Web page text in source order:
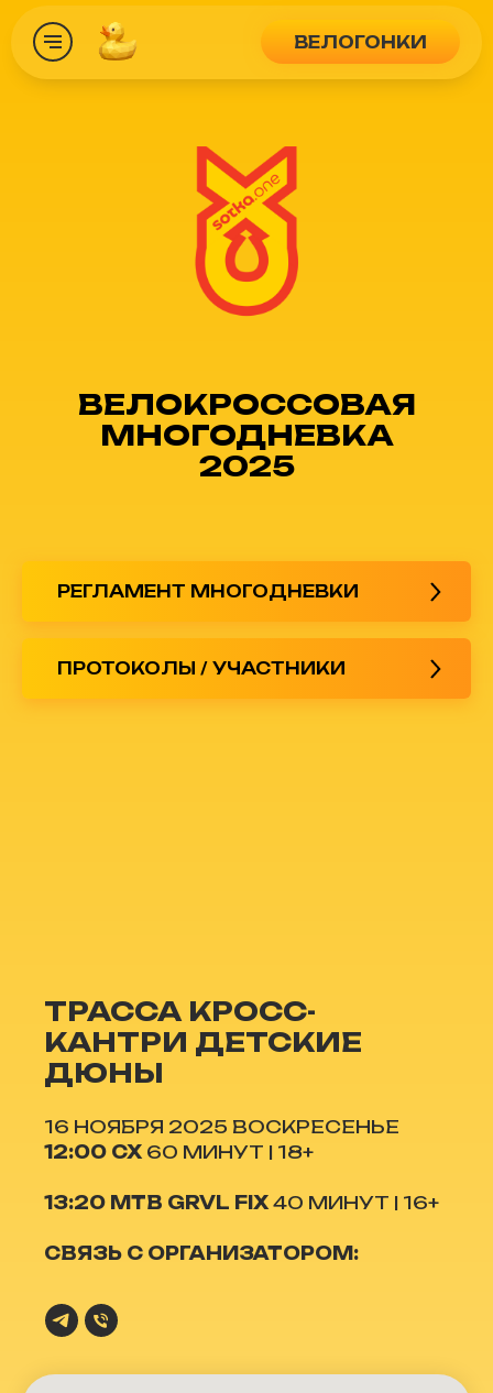
ВЕЛОГОНКИ
ВЕЛОКРОССОВАЯ
МНОГОДНЕВКА
2025
РЕГЛАМЕНТ МНОГОДНЕВКИ
ПРОТОКОЛЫ / УЧАСТНИКИ
ТРАССА КРОСС-
КАНТРИ ДЕТСКИЕ
ДЮНЫ
16 НОЯБРЯ 2025 ВОСКРЕСЕНЬЕ
12:00 CX 60 МИНУТ | 18+
13:20 MTB GRVL FIX 40 МИНУТ | 16+
СВЯЗЬ С ОРГАНИЗАТОРОМ: